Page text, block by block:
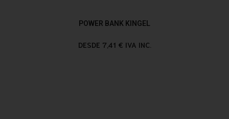
POWER BANK KINGEL
DESDE 7,41 € IVA INC.